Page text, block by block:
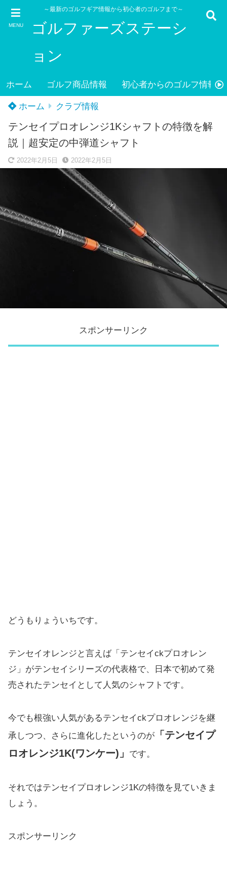
MENU
～最新のゴルフギア情報から初心者のゴルフまで～
ゴルファーズステーシ
ョン
ホーム ゴルフ商品情報 初心者からのゴルフ情報
ホーム クラブ情報
テンセイプロオレンジ1Kシャフトの特徴を解
説｜超安定の中弾道シャフト
2022年2月5日 2022年2月5日
スポンサーリンク
どうもりょういちです。
テンセイオレンジと言えば「テンセイckプロオレン
ジ」 がテンセイシリーズの代表格で、
日本で初めて発
売されたテンセイとして人気のシャフトです。
今でも根強い人気があるテンセイckプロオレンジを継
承しつつ、さらに進化したというのが 「テンセイプ
ロオレンジ1K(ワンケー)」
です。
それではテンセイプロオレンジ1Kの特徴を見ていきま
しょう。
スポンサーリンク